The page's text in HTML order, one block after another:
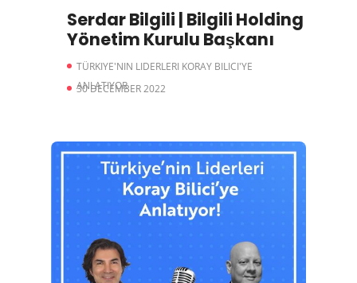
Serdar Bilgili | Bilgili Holding
Yönetim Kurulu Başkanı
TÜRKIYE'NIN LIDERLERI KORAY BILICI'YE
ANLATIYOR
30 DECEMBER 2022